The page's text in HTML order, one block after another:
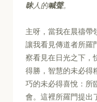
昧人的喊聲。
主呀，當我在晨禱帶
讓我看見傳道者所羅
察看見在日光之下，
得勝，智慧的未必得
巧的未必得喜悅：所
會。這裡所羅門提出